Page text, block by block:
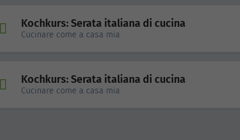
Kochkurs: Serata italiana di cucina
Cucinare come a casa mia
Kochkurs: Serata italiana di cucina
Cucinare come a casa mia